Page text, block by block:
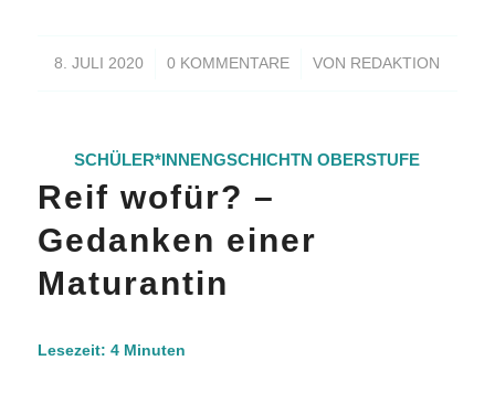
8. JULI 2020
/ 0 KOMMENTARE
/ VON REDAKTION
SCHÜLER*INNENGSCHICHTN OBERSTUFE
Reif wofür? –
Gedanken einer
Maturantin
Lesezeit: 4 Minuten